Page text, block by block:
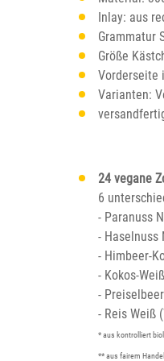
Inlay: aus
Grammatur
Größe
Vorderseite
Varianten:
24 vegane
6
- Paranuss
- Haselnuss
- Himbeer-
- Kokos-
-
- Reis Weiß
* aus kontrolliert
** aus fairem